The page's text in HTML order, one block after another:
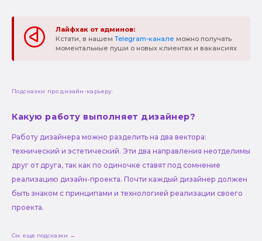
Лайфхак от админов:
Кстати, в нашем Telegram-канале можно получать
моментальные пуши о новых клиентах и вакансиях
Подсказки про дизайн-карьеру:
Какую работу выполняет дизайнер?
Работу дизайнера можно разделить на два вектора:
технический и эстетический. Эти два направления неотделимы
друг от друга, так как по одиночке ставят под сомнение
реализацию дизайн-проекта. Почти каждый дизайнер должен
быть знаком с принципами и технологией реализации своего
проекта.
См. еще подсказки →